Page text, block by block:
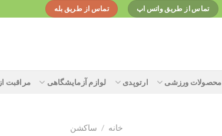
تماس از طریق واتس اپ تماس از طریق بله
محصولات ورزشی ارتوپدی لوازم آزمایشگاهی مراقبت
خانه / ساکشن